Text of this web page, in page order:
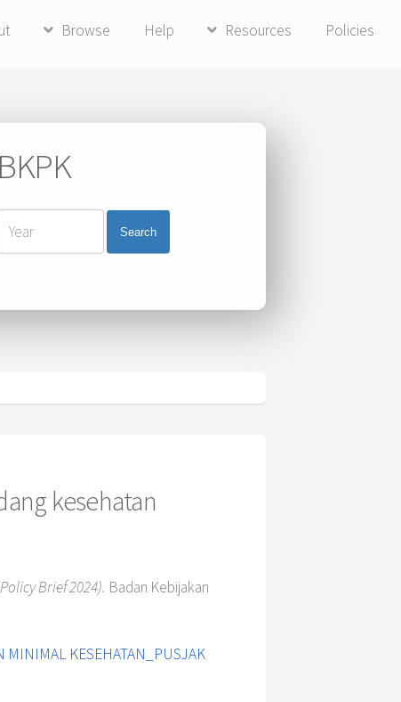
Browse Help Resources Policies
Search
kesehatan
Brief 2024). Badan Kebijakan